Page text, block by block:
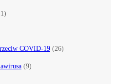
COVID-19 (26)
(9)